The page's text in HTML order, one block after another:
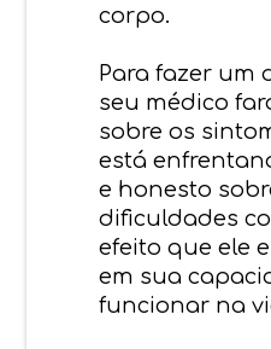
corpo.
Para fazer um
seu médico
sobre os
está
e honesto
dificuldades
efeito que ele
em sua
funcionar na